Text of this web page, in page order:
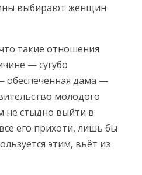
выбирают женщин
такие отношения
— сугубо
обеспеченная дама —
молодого
не стыдно выйти в
его прихоти, лишь бы
этим, вьёт из